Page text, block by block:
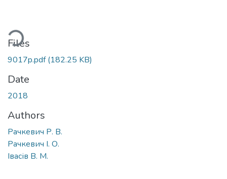
Files
9017p.pdf(182.25 KB)
Date
2018
Authors
Рачкевич Р. В.
Рачкевич І. О.
Івасів В. М.